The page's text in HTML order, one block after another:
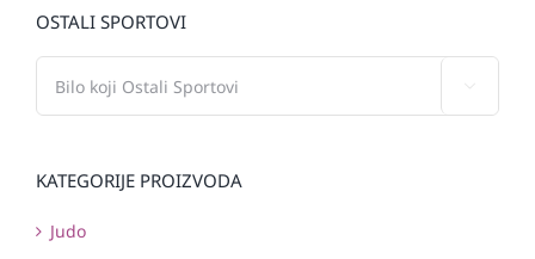
OSTALI SPORTOVI
KATEGORIJE PROIZVODA
Judo